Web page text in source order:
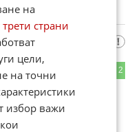
2
на
страни
цели,
на точни
избор важи